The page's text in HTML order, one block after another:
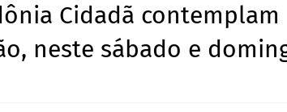
Cidadã contemplam
neste sábado e